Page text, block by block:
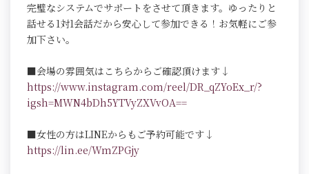
完璧なシステムでサポートをさせて頂きます。ゆったりと
話せる1対1会話だから安心して参加できる！お気軽にご参
加下さい。
■会場の雰囲気はこちらからご確認頂けます↓
https://www.instagram.com/reel/DR_qZYoEx_r/?
igsh=MWN4bDh5YTVyZXVvOA==
■女性の方はLINEからもご予約可能です↓
https://lin.ee/WmZPGjy